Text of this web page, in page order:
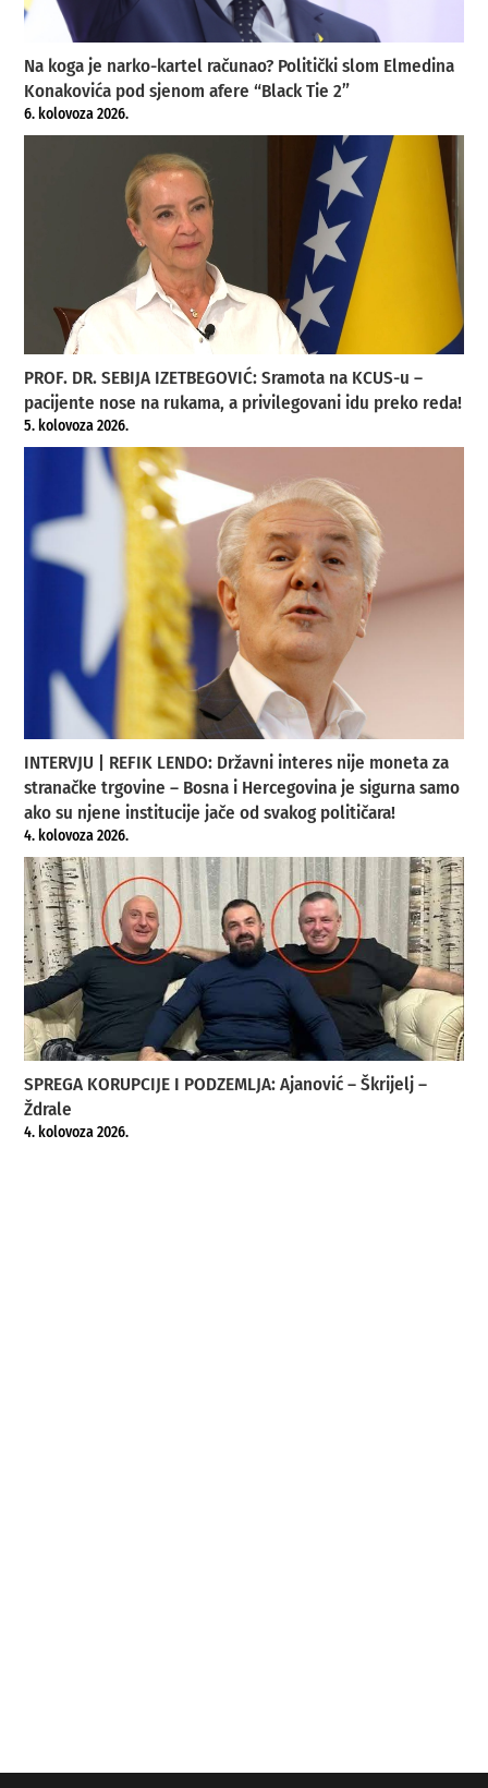
Na koga je narko-kartel računao? Politički slom Elmedina
Konakovića pod sjenom afere “Black Tie 2”
6. kolovoza 2026.
PROF. DR. SEBIJA IZETBEGOVIĆ: Sramota na KCUS-u –
pacijente nose na rukama, a privilegovani idu preko reda!
5. kolovoza 2026.
INTERVJU | REFIK LENDO: Državni interes nije moneta za
stranačke trgovine – Bosna i Hercegovina je sigurna samo
ako su njene institucije jače od svakog političara!
4. kolovoza 2026.
SPREGA KORUPCIJE I PODZEMLJA: Ajanović – Škrijelj –
Ždrale
4. kolovoza 2026.